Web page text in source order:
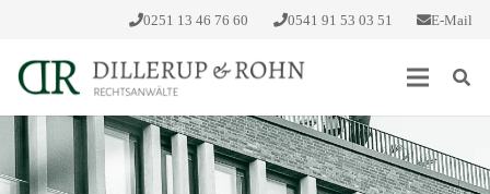
0251 13 46 76 60 0541 91 53 03 51 E-Mail